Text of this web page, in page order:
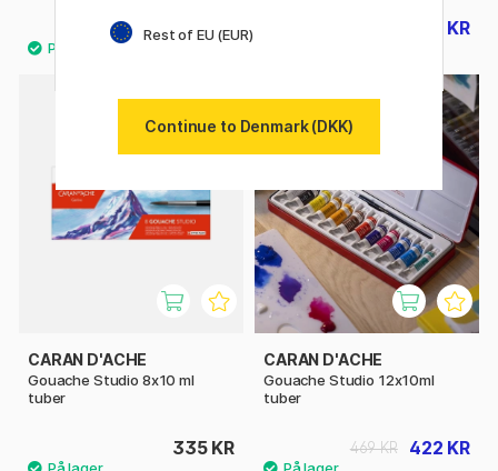
325 KR 29 KR
CARAN D'ACHE
Gouache Studio 8x10 ml
tuber
335 KR
10%
CARAN D'ACHE
Gouache Studio 12x10ml
tuber
422 KR
469 KR
Rest of EU (EUR)
Continue to Denmark (DKK)